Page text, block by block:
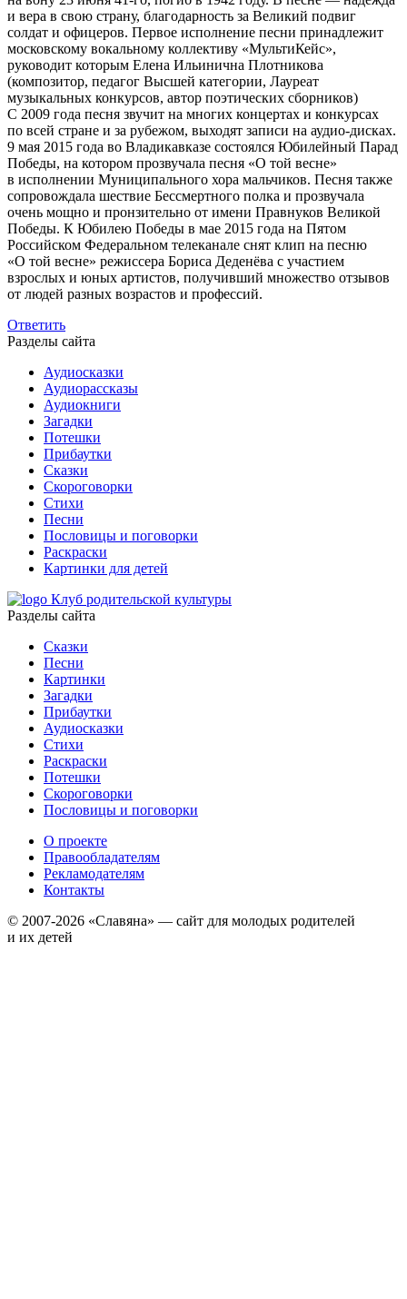
и вера в свою страну, благодарность за Великий подвиг
солдат и офицеров. Первое исполнение песни принадлежит
московскому вокальному коллективу «МультиКейс»,
руководит которым Елена Ильинична Плотникова
(композитор, педагог Высшей категории, Лауреат
музыкальных конкурсов, автор поэтических сборников)
С 2009 года песня звучит на многих концертах и конкурсах
по всей стране и за рубежом, выходят записи на аудио-дисках.
9 мая 2015 года во Владикавказе состоялся Юбилейный Парад
Победы, на котором прозвучала песня «О той весне»
в исполнении Муниципального хора мальчиков. Песня также
сопровождала шествие Бессмертного полка и прозвучала
очень мощно и пронзительно от имени Правнуков Великой
Победы. К Юбилею Победы в мае 2015 года на Пятом
Российском Федеральном телеканале снят клип на песню
«О той весне» режиссера Бориса Деденёва с участием
взрослых и юных артистов, получивший множество отзывов
от людей разных возрастов и профессий.
Ответить
Разделы сайта
Аудиосказки
Аудиорассказы
Аудиокниги
Загадки
Потешки
Прибаутки
Сказки
Скороговорки
Стихи
Песни
Пословицы и поговорки
Раскраски
Картинки для детей
Клуб родительской культуры
Разделы сайта
Сказки
Песни
Картинки
Загадки
Прибаутки
Аудиосказки
Стихи
Раскраски
Потешки
Скороговорки
Пословицы и поговорки
О проекте
Правообладателям
Рекламодателям
Контакты
© 2007-2026 «Славяна» — сайт для молодых родителей
и их детей